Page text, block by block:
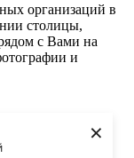
×
организаций в
столицы,
с Вами на
и